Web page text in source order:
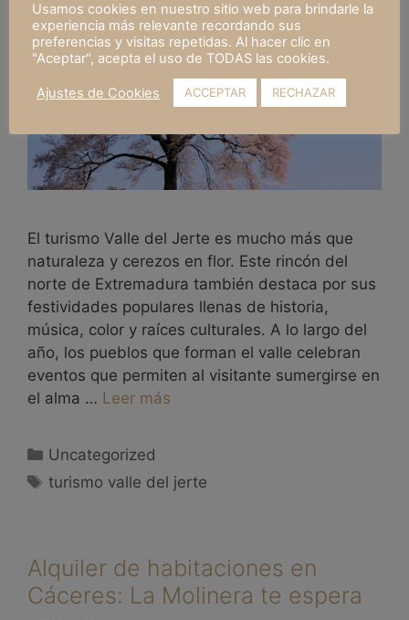
El turismo Valle del Jerte es mucho más que
naturaleza y cerezos en flor. Este rincón del
norte de Extremadura también destaca por sus
festividades populares llenas de historia,
música, color y raíces culturales. A lo largo del
año, los pueblos que forman el valle celebran
eventos que permiten al visitante sumergirse en
el alma … Leer más
Uncategorized
turismo valle del jerte
Alquiler de habitaciones en
Cáceres: La Molinera te espera
Usamos cookies en nuestro sitio web para brindarle la
experiencia más relevante recordando sus
preferencias y visitas repetidas. Al hacer clic en
"Aceptar", acepta el uso de TODAS las cookies.
Ajustes de Cookies ACCEPTAR RECHAZAR